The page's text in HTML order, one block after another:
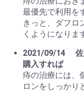
最優先で利用を
きっと、ダフロ
くようになりま
2021/09/14
購入すれば
痔の治療には、
ロンをしっかり